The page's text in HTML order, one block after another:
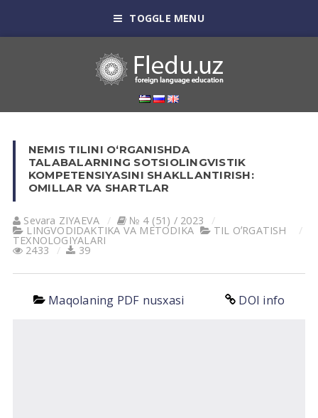
TOGGLE MENU
NEMIS TILINI O‘RGANISHDA
TALABALARNING SOTSIOLINGVISTIK
KOMPETENSIYASINI SHAKLLANTIRISH:
OMILLAR VA SHARTLAR
Sevara ZIYAEVА № 4 (51) / 2023
LINGVODIDАKTIKА VА METODIKА TIL OʼRGАTISH
TEXNOLOGIYALАRI
2433 39
Maqolaning PDF nusxasi DOI info